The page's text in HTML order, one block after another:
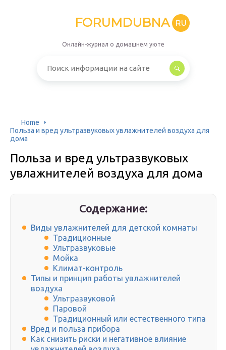
FORUMDUBNA RU
Онлайн-журнал о домашнем уюте
Home
Польза и вред ультразвуковых увлажнителей воздуха для
дома
Польза и вред ультразвуковых
увлажнителей воздуха для дома
Содержание:
Виды увлажнителей для детской комнаты
Традиционные
Ультразвуковые
Мойка
Климат-контроль
Типы и принцип работы увлажнителей
воздуха
Ультразвуковой
Паровой
Традиционный или естественного типа
Вред и польза прибора
Как снизить риски и негативное влияние